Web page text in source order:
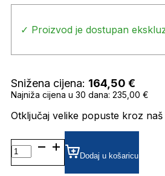
✓ Proizvod je dostupan
Snižena cijena: 164,50 €
Najniža cijena u 30 dana: 235,00 €
Otključaj velike popuste kroz
KALEOS
POLLITT
47
Dodaj u košaricu